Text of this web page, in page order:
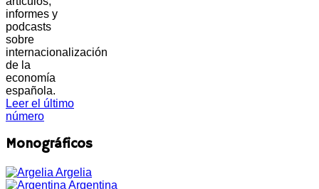
informes y
podcasts
sobre
internacionalización
de la
economía
española.
Leer el último
número
Monográficos
Argelia
Argentina